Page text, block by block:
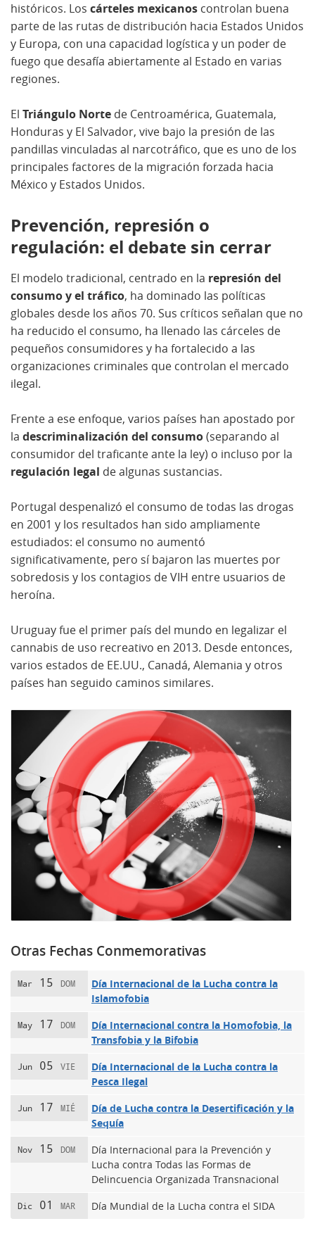
históricos. Los cárteles mexicanos controlan buena
parte de las rutas de distribución hacia Estados Unidos
y Europa, con una capacidad logística y un poder de
fuego que desafía abiertamente al Estado en varias
regiones.
El Triángulo Norte de Centroamérica, Guatemala,
Honduras y El Salvador, vive bajo la presión de las
pandillas vinculadas al narcotráfico, que es uno de los
principales factores de la migración forzada hacia
México y Estados Unidos.
Prevención, represión o
regulación: el debate sin cerrar
El modelo tradicional, centrado en la represión del
consumo y el tráfico, ha dominado las políticas
globales desde los años 70. Sus críticos señalan que no
ha reducido el consumo, ha llenado las cárceles de
pequeños consumidores y ha fortalecido a las
organizaciones criminales que controlan el mercado
ilegal.
Frente a ese enfoque, varios países han apostado por
la descriminalización del consumo(separando al
consumidor del traficante ante la ley) o incluso por la
regulación legal de algunas sustancias.
Portugal despenalizó el consumo de todas las drogas
en 2001 y los resultados han sido ampliamente
estudiados: el consumo no aumentó
significativamente, pero sí bajaron las muertes por
sobredosis y los contagios de VIH entre usuarios de
heroína.
Uruguay fue el primer país del mundo en legalizar el
cannabis de uso recreativo en 2013. Desde entonces,
varios estados de EE.UU., Canadá, Alemania y otros
países han seguido caminos similares.
Otras Fechas Conmemorativas
Mar 15 DOM
Día Internacional de la Lucha contra la
Islamofobia
May 17 DOM
Día Internacional contra la Homofobia, la
Transfobia y la Bifobia
Jun 05 VIE
Día Internacional de la Lucha contra la
Pesca Ilegal
Jun 17 MIÉ
Día de Lucha contra la Desertificación y la
Sequía
Nov 15 DOM
Día Internacional para la Prevención y
Lucha contra Todas las Formas de
Delincuencia Organizada Transnacional
Dic 01 MAR Día Mundial de la Lucha contra el SIDA